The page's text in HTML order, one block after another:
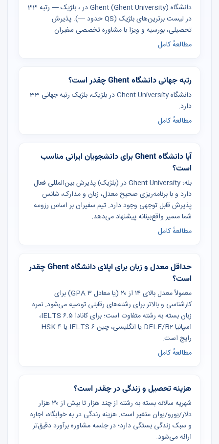
دانشگاه Ghent (Ghent University) در ، بلژیک — رتبه 33
در لیست برترین‌های بلژیک (QS حدود —). پذیرش
تحصیلی، بورسیه و ویزا با مشاوره تخصصی سفیران.
مطالعهٔ کامل
رتبه جهانی دانشگاه Ghent چقدر است؟
دانشگاه Ghent University در بلژیک، بلژیک رتبه جهانی 33
دارد.
مطالعهٔ کامل
آیا دانشگاه Ghent برای دانشجویان ایرانی مناسب
است؟
بله؛ Ghent University در (بلژیک) پذیرش بین‌المللی فعال
دارد و با برنامه‌ریزی صحیح معدل، زبان و مدارک، شانس
پذیرش قابل توجهی وجود دارد. تیم سفیران بر اساس رزومه
شما مسیر واقع‌بینانه پیشنهاد می‌دهد.
مطالعهٔ کامل
حداقل معدل و زبان برای اپلای دانشگاه Ghent چقدر
است؟
معمولاً معدل بالای ۱۴ از ۲۰ (یا معادل GPA ۳) برای
کارشناسی و بالاتر برای رشته‌های رقابتی توصیه می‌شود. نمره
زبان بسته به رشته متفاوت است؛ برای کانادا IELTS ۶.۵،
اسپانیا DELE/B2 یا انگلیسی، چین IELTS ۶ یا HSK ۴
رایج است.
مطالعهٔ کامل
هزینه تحصیل و زندگی در چقدر است؟
شهریه سالانه بسته به رشته از چند هزار تا بیش از ۳۰ هزار
دلار/یورو/یوان متغیر است. هزینه زندگی در به خوابگاه، اجاره
و سبک زندگی بستگی دارد؛ در جلسه مشاوره برآورد دقیق‌تر
ارائه می‌شود.